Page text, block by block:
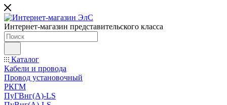
Интернет-магазин представительского класса
Каталог
Кабели и провода
Провод установочный
РКГМ
ПуГВнг(А)-LS